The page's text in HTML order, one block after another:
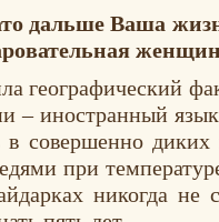
дальше Ваша
географический
– иностранный
в совершенно
при
никогда